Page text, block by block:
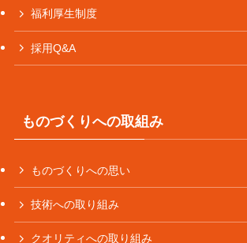
福利厚生制度
採用Q&A
ものづくりへの取組み
ものづくりへの思い
技術への取り組み
クオリティへの取り組み